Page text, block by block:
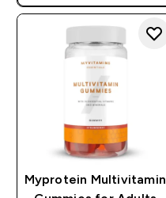
Myprotein Multivitamin